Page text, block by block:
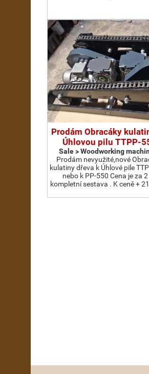
Prodám Obracáky
Úhlovou pilu TTPP-
Sale > Woodworking
Prodám nevyužité,nové
kulatiny dřeva k Úhlové pile
nebo k PP-550 Cena je za
kompletní sestava . K ceně +